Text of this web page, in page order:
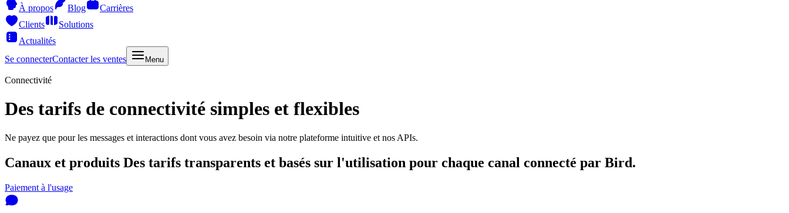
À propos
Blog
Carrières
Clients
Solutions
Actualités
Se connecterContacter les ventes Menu
Connectivité
Des tarifs de connectivité simples et flexibles
Ne payez que pour les messages et interactions dont vous avez besoin via notre plateforme intuitive et nos APIs.
Canaux et produits Des tarifs transparents et basés sur l'utilisation pour chaque canal connecté par Bird.
Paiement à l'usage